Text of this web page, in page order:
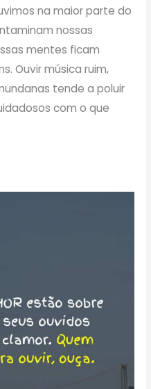
na maior parte do
nossas
mentes ficam
Ouvir música ruim,
tende a poluir
com o que